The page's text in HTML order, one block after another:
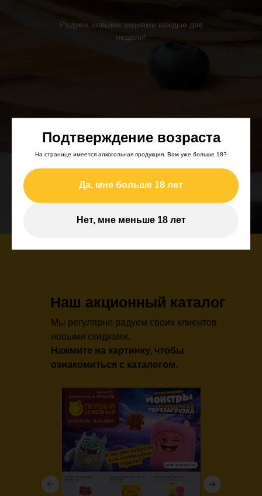
Подтверждение возраста
На странице имеется алкогольная продукция. Вам уже больше 18?
Да, мне больше 18 лет
Нет, мне меньше 18 лет
Радуем новыми акциями каждые две
недели!
Наш акционный каталог
Мы регулярно радуем своих клиентов
новыми скидками.
Нажмите на картинку, чтобы
ознакомиться с каталогом.